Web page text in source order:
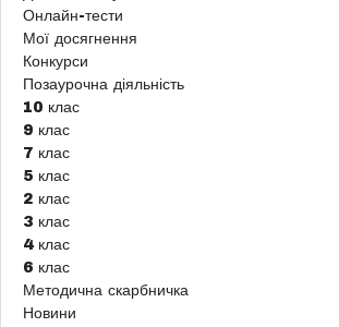
Онлайн-тести
Мої досягнення
Конкурси
Позаурочна діяльність
10 клас
9 клас
7 клас
5 клас
2 клас
3 клас
4 клас
6 клас
Методична скарбничка
Новини